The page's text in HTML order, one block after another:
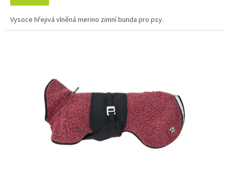
Vysoce hřejivá vlněná merino zimní bunda pro psy.